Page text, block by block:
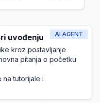
AI AGENT
uvođenju
kroz postavljanje
pitanja o početku
na tutorijale i